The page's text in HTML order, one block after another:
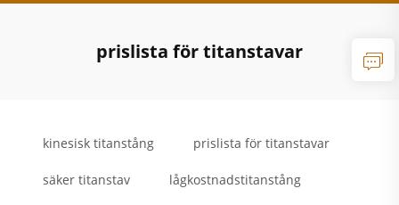
prislista för titanstavar
kinesisk titanstång prislista för titanstavar
säker titanstav lågkostnadstitanstång